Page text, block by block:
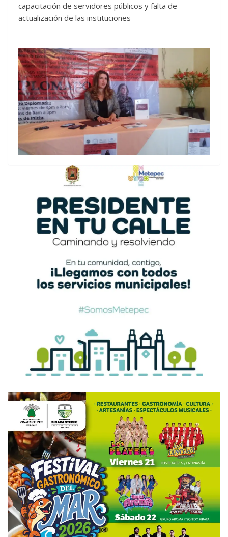
capacitación de servidores públicos y falta de
actualización de las instituciones